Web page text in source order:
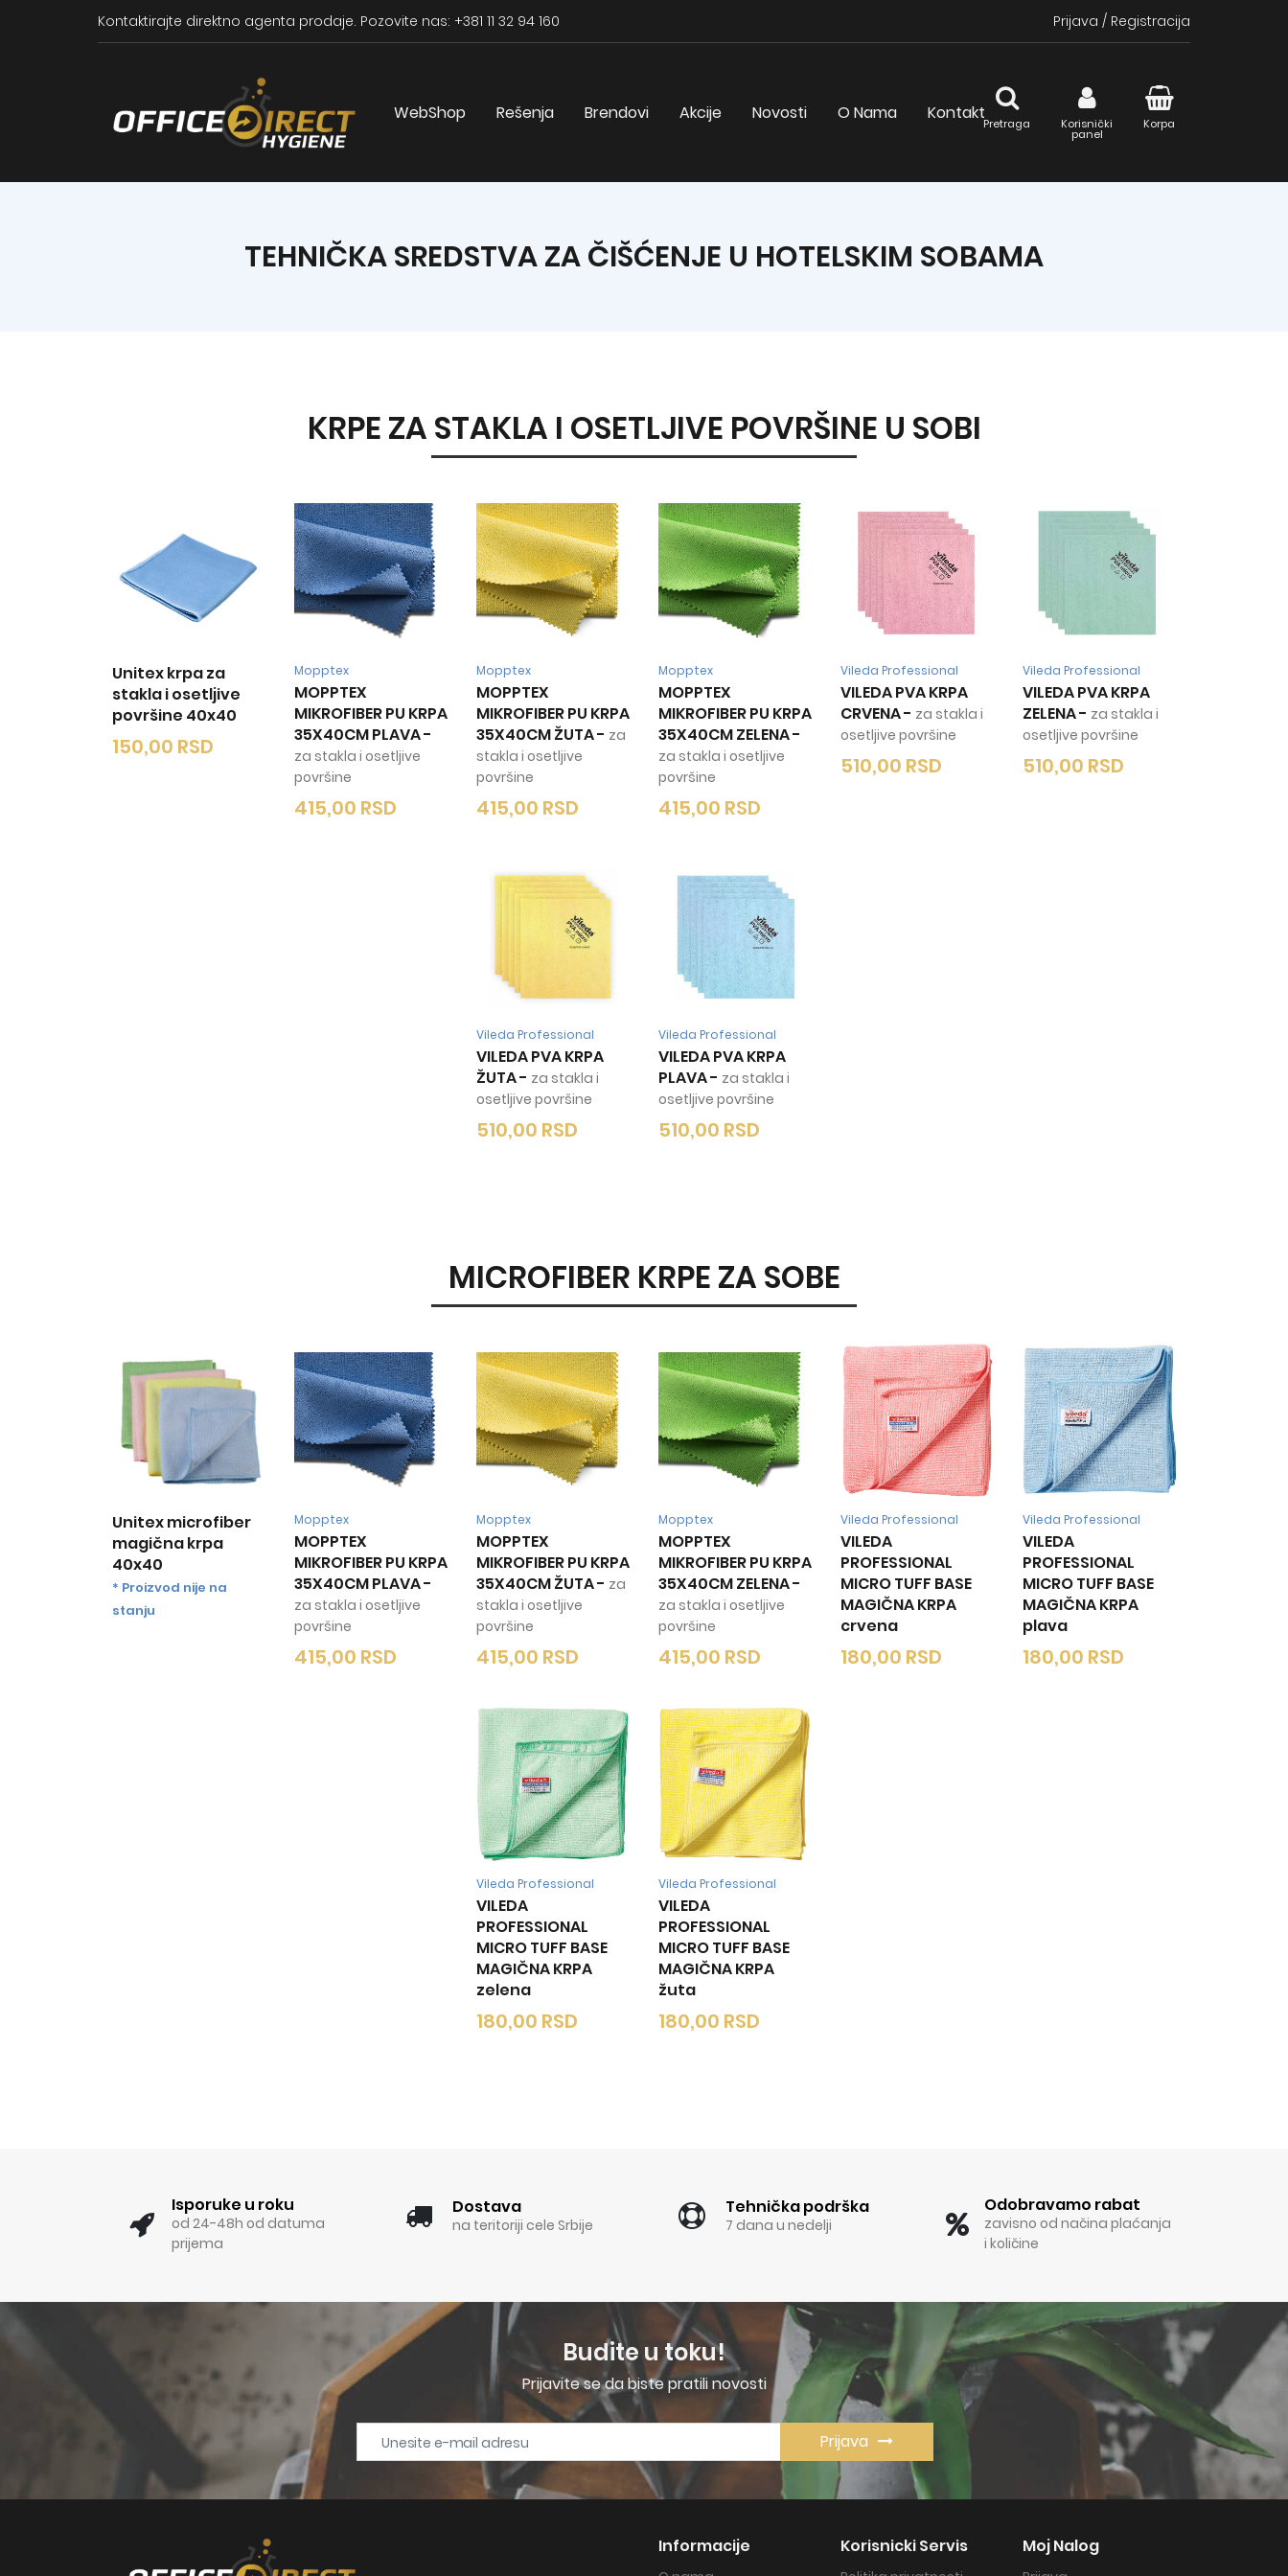
Kontaktirajte direktno agenta prodaje. Pozovite nas: +381 11 32 94 160 Prijava / Registracija
WebShop Rešenja Brendovi Akcije Novosti O Nama Kontakt
Pretraga Korisnički
panel
Korpa
TEHNIČKA SREDSTVA ZA ČIŠĆENJE U HOTELSKIM SOBAMA
KRPE ZA STAKLA I OSETLJIVE POVRŠINE U SOBI
Unitex krpa za
stakla i osetljive
površine 40x40
150,00 RSD
Mopptex
MOPPTEX
MIKROFIBER PU KRPA
35X40CM PLAVA-
za stakla i osetljive
površine
415,00 RSD
Mopptex
MOPPTEX
MIKROFIBER PU KRPA
35X40CM ŽUTA- za
stakla i osetljive
površine
415,00 RSD
Mopptex
MOPPTEX
MIKROFIBER PU KRPA
35X40CM ZELENA-
za stakla i osetljive
površine
415,00 RSD
Vileda Professional
VILEDA PVA KRPA
CRVENA- za stakla i
osetljive površine
510,00 RSD
Vileda Professional
VILEDA PVA KRPA
ZELENA- za stakla i
osetljive površine
510,00 RSD
Vileda Professional
VILEDA PVA KRPA
ŽUTA- za stakla i
osetljive površine
510,00 RSD
Vileda Professional
VILEDA PVA KRPA
PLAVA- za stakla i
osetljive površine
510,00 RSD
MICROFIBER KRPE ZA SOBE
Unitex microfiber
magična krpa
40x40
* Proizvod nije na
stanju
Mopptex
MOPPTEX
MIKROFIBER PU KRPA
35X40CM PLAVA-
za stakla i osetljive
površine
415,00 RSD
Mopptex
MOPPTEX
MIKROFIBER PU KRPA
35X40CM ŽUTA- za
stakla i osetljive
površine
415,00 RSD
Mopptex
MOPPTEX
MIKROFIBER PU KRPA
35X40CM ZELENA-
za stakla i osetljive
površine
415,00 RSD
Vileda Professional
VILEDA
PROFESSIONAL
MICRO TUFF BASE
MAGIČNA KRPA
crvena
180,00 RSD
Vileda Professional
VILEDA
PROFESSIONAL
MICRO TUFF BASE
MAGIČNA KRPA
plava
180,00 RSD
Vileda Professional
VILEDA
PROFESSIONAL
MICRO TUFF BASE
MAGIČNA KRPA
zelena
180,00 RSD
Vileda Professional
VILEDA
PROFESSIONAL
MICRO TUFF BASE
MAGIČNA KRPA
žuta
180,00 RSD
Isporuke u roku
od 24-48h od datuma
prijema
Dostava
na teritoriji cele Srbije
Tehnička podrška
7 dana u nedelji
Odobravamo rabat
zavisno od načina plaćanja
i količine
Budite u toku!
Prijavite se da biste pratili novosti
Prijava
Informacije Korisnicki Servis Moj Nalog